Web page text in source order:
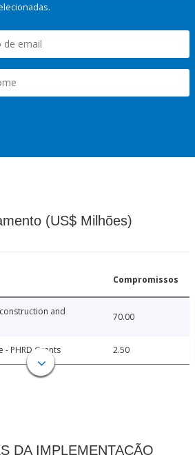
(US$ Milhões)
Compromissos
and
70.00
- PHRD Grants 2.50
DA IMPLEMENTAÇÃO